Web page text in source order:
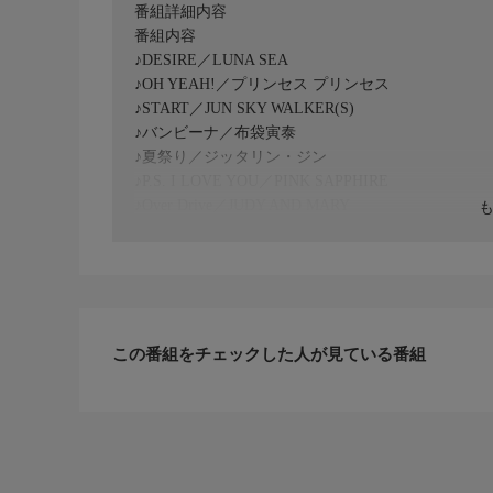
番組詳細内容
番組内容
♪DESIRE／LUNA SEA
♪OH YEAH!／プリンセス プリンセス
♪START／JUN SKY WALKER(S)
♪バンビーナ／布袋寅泰
♪夏祭り／ジッタリン・ジン
この番組をチェックした人が見ている番組